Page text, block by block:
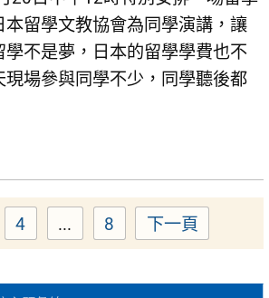
本留學文教協會為同學演講，讓
學不是夢，日本的留學學費也不
現場參與同學不少，同學聽後都
Page
4 ... Page
8 下一頁